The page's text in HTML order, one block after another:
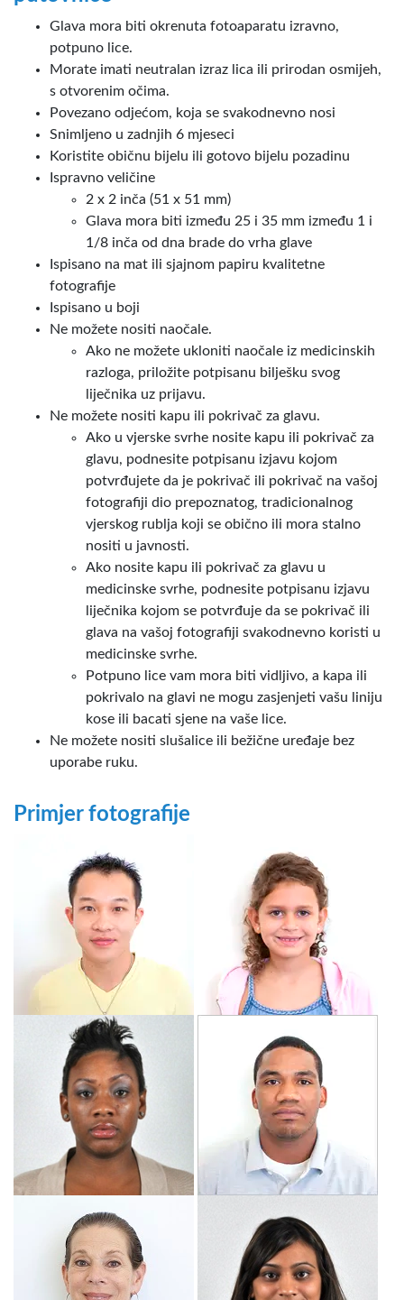
Glava mora biti okrenuta fotoaparatu izravno,
potpuno lice.
Morate imati neutralan izraz lica ili prirodan osmijeh,
s otvorenim očima.
Povezano odjećom, koja se svakodnevno nosi
Snimljeno u zadnjih 6 mjeseci
Koristite običnu bijelu ili gotovo bijelu pozadinu
Ispravno veličine
2 x 2 inča (51 x 51 mm)
Glava mora biti između 25 i 35 mm između 1 i
1/8 inča od dna brade do vrha glave
Ispisano na mat ili sjajnom papiru kvalitetne
fotografije
Ispisano u boji
Ne možete nositi naočale.
Ako ne možete ukloniti naočale iz medicinskih
razloga, priložite potpisanu bilješku svog
liječnika uz prijavu.
Ne možete nositi kapu ili pokrivač za glavu.
Ako u vjerske svrhe nosite kapu ili pokrivač za
glavu, podnesite potpisanu izjavu kojom
potvrđujete da je pokrivač ili pokrivač na vašoj
fotografiji dio prepoznatog, tradicionalnog
vjerskog rublja koji se obično ili mora stalno
nositi u javnosti.
Ako nosite kapu ili pokrivač za glavu u
medicinske svrhe, podnesite potpisanu izjavu
liječnika kojom se potvrđuje da se pokrivač ili
glava na vašoj fotografiji svakodnevno koristi u
medicinske svrhe.
Potpuno lice vam mora biti vidljivo, a kapa ili
pokrivalo na glavi ne mogu zasjenjeti vašu liniju
kose ili bacati sjene na vaše lice.
Ne možete nositi slušalice ili bežične uređaje bez
uporabe ruku.
Primjer fotografije